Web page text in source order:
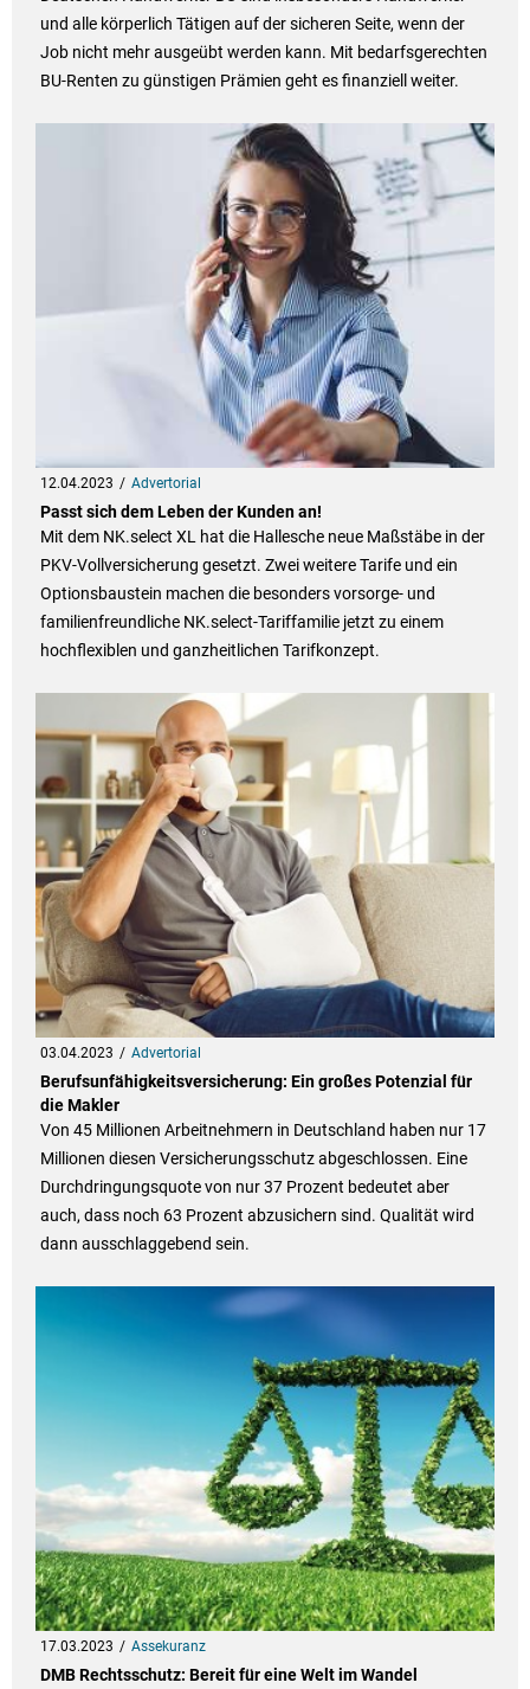
und alle körperlich Tätigen auf der sicheren Seite, wenn der
Job nicht mehr ausgeübt werden kann. Mit bedarfsgerechten
BU-Renten zu günstigen Prämien geht es finanziell weiter.
12.04.2023 Advertorial
Passt sich dem Leben der Kunden an!
Mit dem NK.select XL hat die Hallesche neue Maßstäbe in der
PKV-Vollversicherung gesetzt. Zwei weitere Tarife und ein
Optionsbaustein machen die besonders vorsorge- und
familienfreundliche NK.select-Tariffamilie jetzt zu einem
hochflexiblen und ganzheitlichen Tarifkonzept.
03.04.2023 Advertorial
Berufsunfähigkeitsversicherung: Ein großes Potenzial für
die Makler
Von 45 Millionen Arbeitnehmern in Deutschland haben nur 17
Millionen diesen Versicherungsschutz abgeschlossen. Eine
Durchdringungsquote von nur 37 Prozent bedeutet aber
auch, dass noch 63 Prozent abzusichern sind. Qualität wird
dann ausschlaggebend sein.
17.03.2023 Assekuranz
DMB Rechtsschutz: Bereit für eine Welt im Wandel